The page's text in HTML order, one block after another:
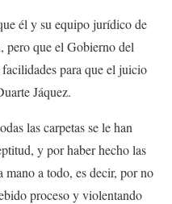
él y su equipo jurídico de
pero que el Gobierno del
para que el juicio
Jáquez.
las carpetas se le han
y por haber hecho las
a todo, es decir, por no
proceso y violentando